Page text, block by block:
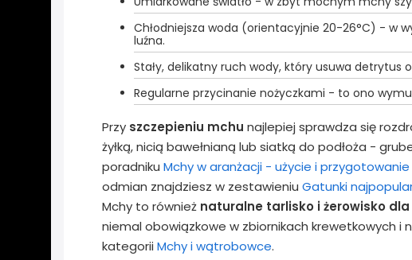
Chłodniejsza woda (orientacyjnie 20-26°C) - w
luźna.
Stały, delikatny ruch wody, który usuwa detrytus
Regularne przycinanie nożyczkami - to ono
Przy szczepieniu mchu najlepiej sprawdza się
żyłką, nicią bawełnianą lub siatką do podłoża -
poradniku Mchy w aranżacji - użycie i
odmian znajdziesz w zestawieniu Gatunki
Mchy to również naturalne tarlisko i żerowisko
niemal obowiązkowe w zbiornikach krewetkowych i
kategorii Mchy i wątrobowce.